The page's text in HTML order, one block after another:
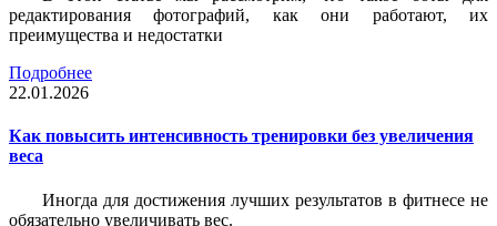
редактирования фотографий, как они работают, их
преимущества и недостатки
Подробнее
22.01.2026
Как повысить интенсивность тренировки без увеличения
веса
Иногда для достижения лучших результатов в фитнесе не
обязательно увеличивать вес.